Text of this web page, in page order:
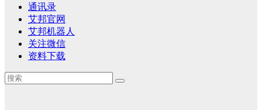
通讯录
艾邦官网
艾邦机器人
关注微信
资料下载